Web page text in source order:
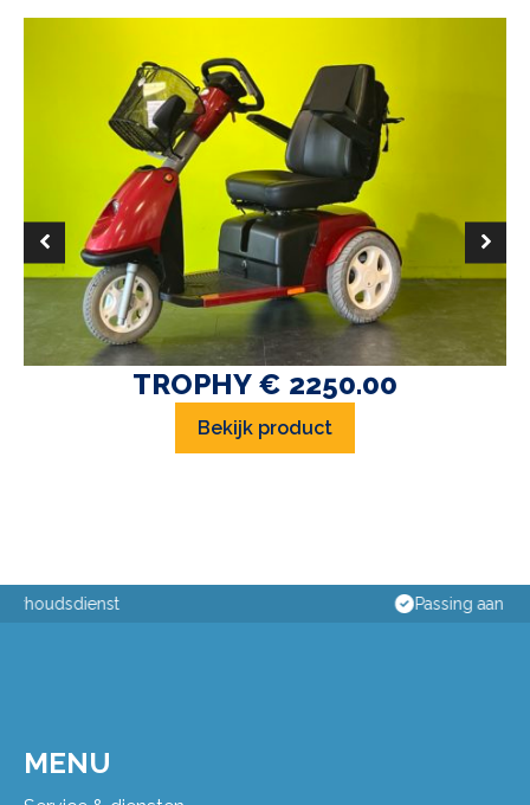
TROPHY € 2250.00
Bekijk product
MENU